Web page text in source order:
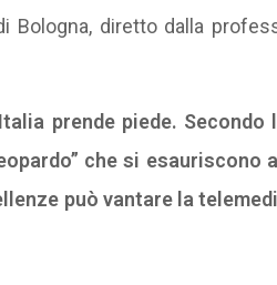
Bologna, diretto dalla
prende piede.
che si esauriscono
può vantare la